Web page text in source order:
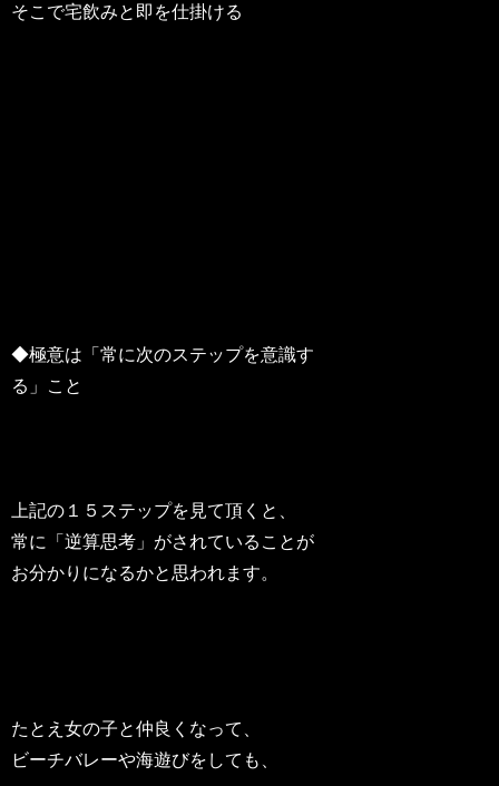
そこで宅飲みと即を仕掛ける
◆極意は「常に次のステップを意識す
る」こと
上記の１５ステップを見て頂くと、
常に「逆算思考」がされていることが
お分かりになるかと思われます。
たとえ女の子と仲良くなって、
ビーチバレーや海遊びをしても、